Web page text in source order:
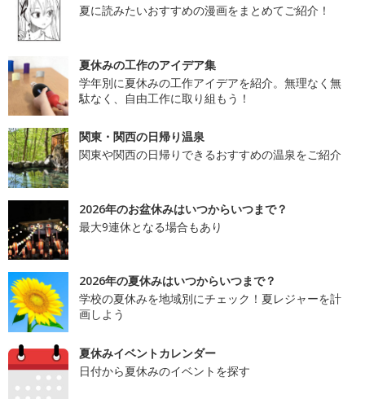
夏に読みたいおすすめの漫画をまとめてご紹介！
夏休みの工作のアイデア集
学年別に夏休みの工作アイデアを紹介。無理なく無
駄なく、自由工作に取り組もう！
関東・関西の日帰り温泉
関東や関西の日帰りできるおすすめの温泉をご紹介
2026年のお盆休みはいつからいつまで？
最大9連休となる場合もあり
2026年の夏休みはいつからいつまで？
学校の夏休みを地域別にチェック！夏レジャーを計
画しよう
夏休みイベントカレンダー
日付から夏休みのイベントを探す